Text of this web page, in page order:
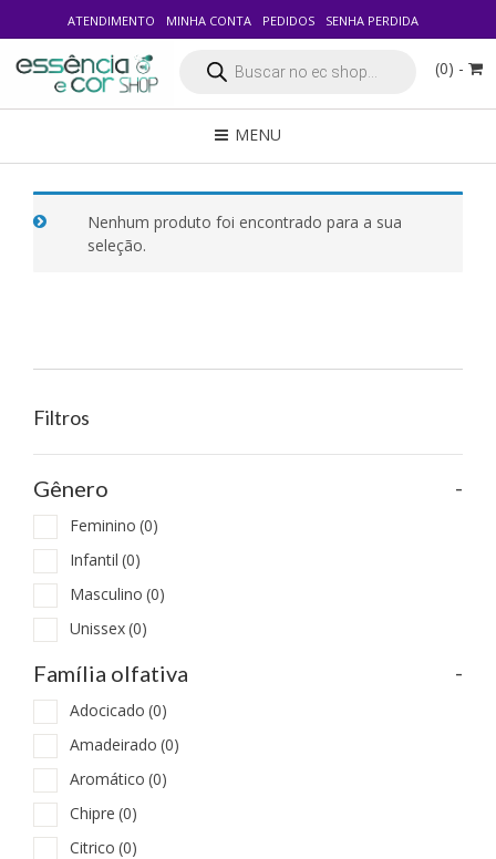
ATENDIMENTO MINHA CONTA PEDIDOS SENHA PERDIDA
produtos (0) -
MENU
Nenhum produto foi encontrado para a sua
seleção.
Filtros
Gênero -
Feminino (0)
Infantil (0)
Masculino (0)
Unissex(0)
Família olfativa -
Adocicado (0)
Amadeirado (0)
Aromático (0)
Chipre (0)
Citrico (0)